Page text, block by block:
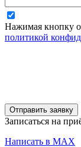
Нажимая кнопку
политикой
Отправить заявку
Записаться на
Написать в MAX